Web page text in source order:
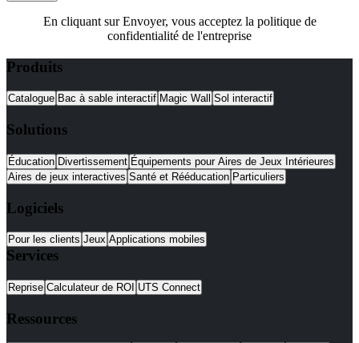
En cliquant sur Envoyer, vous acceptez la politique de
confidentialité de l'entreprise
Produits
Catalogue Bac à sable interactif Magic Wall Sol interactif
Solutions
Éducation Divertissement Équipements pour Aires de Jeux Intérieures
Aires de jeux interactives Santé et Rééducation Particuliers
Logiciels
Pour les clients Jeux Applications mobiles
Services
Reprise Calculateur de ROI UTS Connect
Ressources